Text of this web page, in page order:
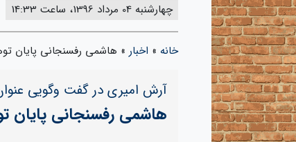
چهارشنبه 04 مرداد 1396، ساعت 14:33
خانه » اخبار » هاشمی رفسنجانی پایان
آرش امیری در گفت وگویی
هاشمی رفسنجانی پایان